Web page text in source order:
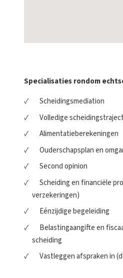
Specialisaties rondom
Scheidingsmediation
Volledige scheidingstraject
Alimentatieberekeningen
Ouderschapsplan en
Second opinion
Scheiding en financiële
verzekeringen)
Eénzijdige begeleiding
Belastingaangifte en
scheiding
Vastleggen afspraken in